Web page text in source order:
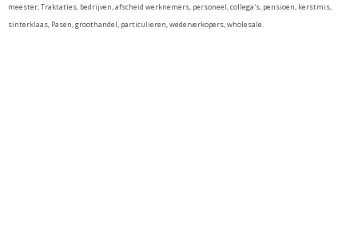
meester, Traktaties, bedrijven, afscheid werknemers, personeel, collega's, pensioen, kerstmis,
sinterklaas, Pasen, groothandel, particulieren, wederverkopers, wholesale.